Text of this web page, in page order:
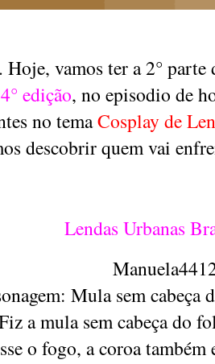
Hoje, vamos ter a 2°
edição, no episodio de
no temaCosplay de
descobrir quem vai
Lendas Urbanas
Mula sem
a mula sem cabeça do
o fogo, a coroa